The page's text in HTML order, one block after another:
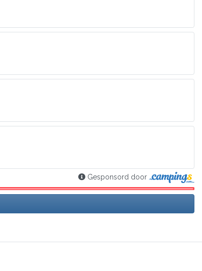
Gesponsord door